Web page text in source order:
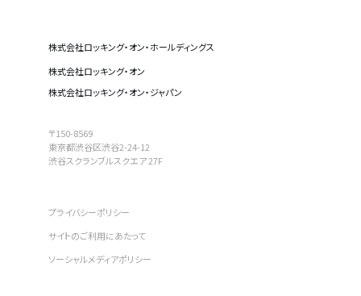
株式会社ロッキング・オン・ホールディングス
株式会社ロッキング・オン
株式会社ロッキング・オン・ジャパン
〒150-8569
東京都渋谷区渋谷2-24-12
渋谷スクランブルスクエア 27F
プライバシーポリシー
サイトのご利用にあたって
ソーシャルメディアポリシー